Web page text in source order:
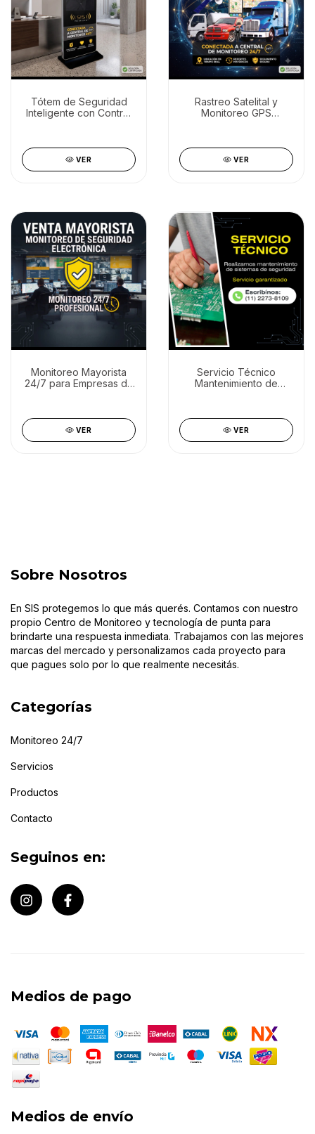
Tótem de Seguridad
Inteligente con Control
VER
Rastreo Satelital y
Monitoreo GPS
VER
Monitoreo Mayorista
24/7 para Empresas de
VER
Servicio Técnico
Mantenimiento de
VER
Sobre Nosotros
En SIS protegemos lo que más querés. Contamos con nuestro
propio Centro de Monitoreo y tecnología de punta para
brindarte una respuesta inmediata. Trabajamos con las mejores
marcas del mercado y personalizamos cada proyecto para
que pagues solo por lo que realmente necesitás.
Categorías
Monitoreo 24/7
Servicios
Productos
Contacto
Seguinos en:
Medios de pago
Medios de envío